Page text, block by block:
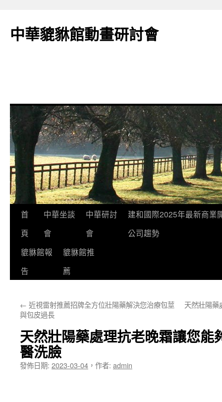
主
中華貔貅館動畫研討會
首
頁
中華坐談
會
中華研討
會
建和國際2025年最新商業
公司趨勢
貔貅館報
告
貔貅館推
薦
← 近視雷射推薦招牌全方位壯陽藥解決您治療包莖
與包皮過長
天然壯陽藥
天然壯陽藥處理抗老晚霜讓您能
醫洗臉
發佈日期: 2023-03-04 ， 作者: admin